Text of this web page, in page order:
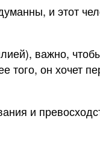
и этот
важно,
того, он хочет
и